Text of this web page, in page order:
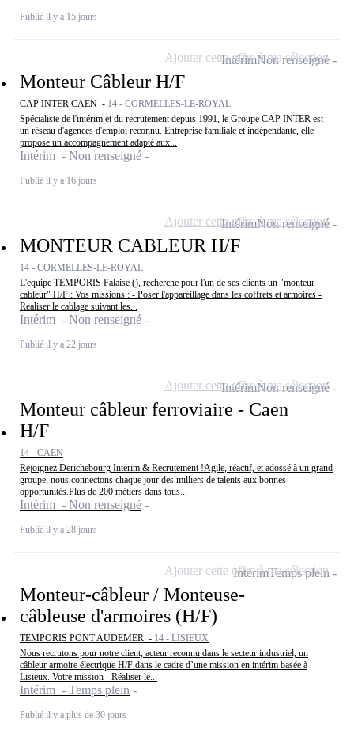
Publié il y a 15 jours
Monteur Câbleur H/F
CAP INTER CAEN - 14 - CORMELLES-LE-ROYAL
Spécialiste de l'intérim et du recrutement depuis 1991, le Groupe CAP INTER est
un réseau d'agences d'emploi reconnu. Entreprise familiale et indépendante, elle
propose un accompagnement adapté aux...
Intérim - Non renseigné
Publié il y a 16 jours
IntérimNon renseigné
Ajouter cette offre à ma sélection
MONTEUR CABLEUR H/F
14 - CORMELLES-LE-ROYAL
L'equipe TEMPORIS Falaise (), recherche pour l'un de ses clients un "monteur
cableur" H/F : Vos missions : - Poser l'appareillage dans les coffrets et armoires -
Realiser le cablage suivant les...
Intérim - Non renseigné
Publié il y a 22 jours
IntérimNon renseigné
Ajouter cette offre à ma sélection
Monteur câbleur ferroviaire - Caen
H/F
14 - CAEN
Rejoignez Derichebourg Intérim & Recrutement !Agile, réactif, et adossé à un grand
groupe, nous connectons chaque jour des milliers de talents aux bonnes
opportunités.Plus de 200 métiers dans tous...
Intérim - Non renseigné
Publié il y a 28 jours
IntérimNon renseigné
Ajouter cette offre à ma sélection
Monteur-câbleur / Monteuse-
câbleuse d'armoires (H/F)
TEMPORIS PONT AUDEMER - 14 - LISIEUX
Nous recrutons pour notre client, acteur reconnu dans le secteur industriel, un
câbleur armoire électrique H/F dans le cadre d’une mission en intérim basée à
Lisieux. Votre mission - Réaliser le...
Intérim - Temps plein
Publié il y a plus de 30 jours
IntérimTemps plein
Ajouter cette offre à ma sélection